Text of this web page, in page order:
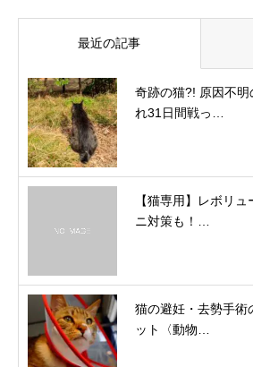
最近の記事
奇跡の猫?! 原因不
れ31日間戦っ…
【猫専用】レボリ
ニ対策も！…
猫の避妊・去勢手術
ット〈動物…